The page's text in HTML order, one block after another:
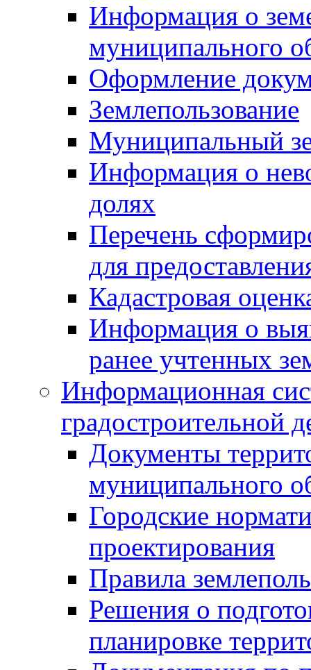
Информация о
муниципального
Оформление
Землепользование
Муниципальный
Информация о
долях
Перечень
для
Кадастровая
Информация о
ранее учтенных
Информационная
градостроительной
Документы
муниципального
Городские
проектирования
Правила
Решения о
планировке